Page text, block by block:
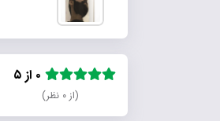
(از ۰ نظر)